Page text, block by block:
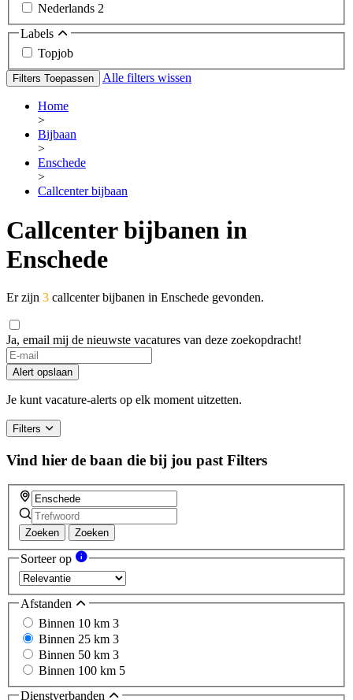
Nederlands 2
Labels
Topjob
Filters Toepassen Alle filters wissen
Home
>
Bijbaan
>
Enschede
>
Callcenter bijbaan
Callcenter bijbanen in
Enschede
Er zijn 3 callcenter bijbanen in Enschede gevonden.
Ja, email mij de nieuwste vacatures van deze zoekopdracht!
Alert opslaan
Je kunt vacature-alerts op elk moment uitzetten.
Filters
Vind hier de baan die bij jou past Filters
Zoeken Zoeken
Sorteer op
Afstanden
Binnen 10 km 3
Binnen 25 km 3
Binnen 50 km 3
Binnen 100 km 5
Dienstverbanden